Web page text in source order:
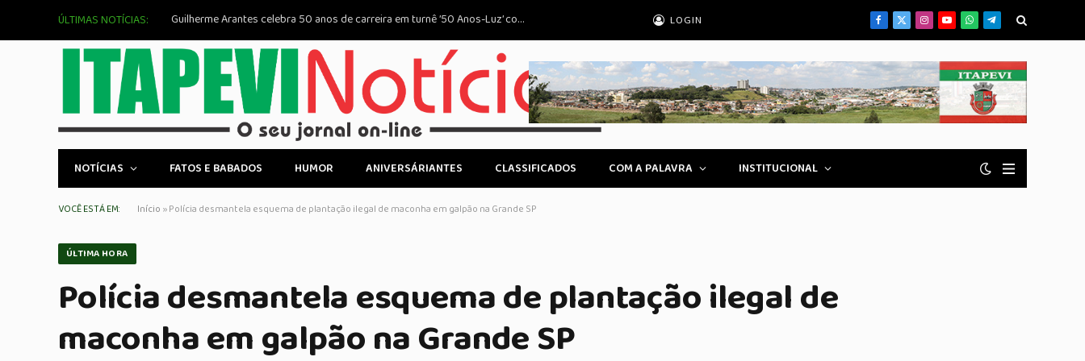
ÚLTIMAS NOTÍCIAS: Brasil no Mundo: Crise Migratória na Europa e Tensão em Jerusalém em Destaque Facebook
X
(Twitter)
Instagram
YouTubeWhatsApp
Telegrama
NOTÍCIAS FATOS E BABADOS HUMOR ANIVERSÁRIANTES CLASSIFICADOS COM A PALAVRA INSTITUCIONAL
VOCÊ ESTÁ EM: Início »Polícia desmantela esquema de plantação ilegal de maconha em galpão na Grande SP
ÚLTIMA HORA
Polícia desmantela esquema de plantação ilegal de
maconha em galpão na Grande SP